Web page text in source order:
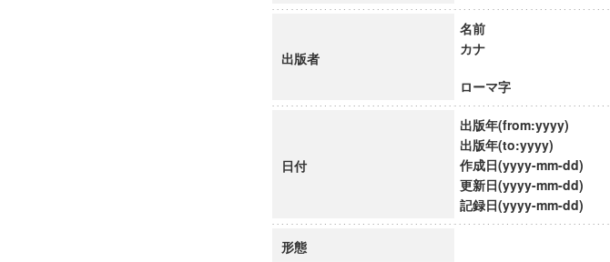
グローバルリサーチインスティテュート
慶應義塾大学グローバルCOEプログラム市民社会ガバナンス教育研究センター
慶應義塾大学グローバルCOEプログラム論理と感性の先端的教育研究拠点
博士課程教育リーディングプログラム「超成熟社会発展のサイエンス」
出版者
名前
カナ
ローマ字
日付
出版年(from:yyyy)
出版年(to:yyyy)
作成日(yyyy-mm-dd)
更新日(yyyy-mm-dd)
記録日(yyyy-mm-dd)
形態